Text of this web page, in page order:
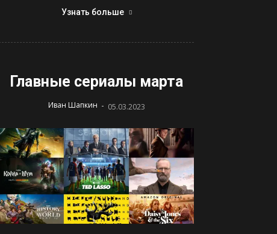
Узнать больше
Главные сериалы марта
Иван Шапкин - 05.03.2023